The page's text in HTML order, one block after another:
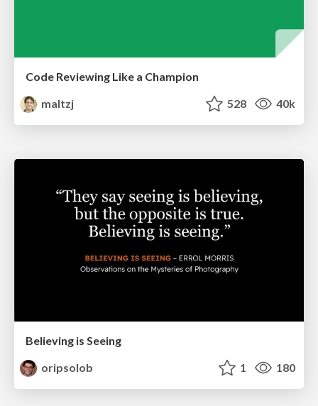
Code Reviewing Like a Champion
maltzj
528 40k
Believing is Seeing
oripsolob
1 180